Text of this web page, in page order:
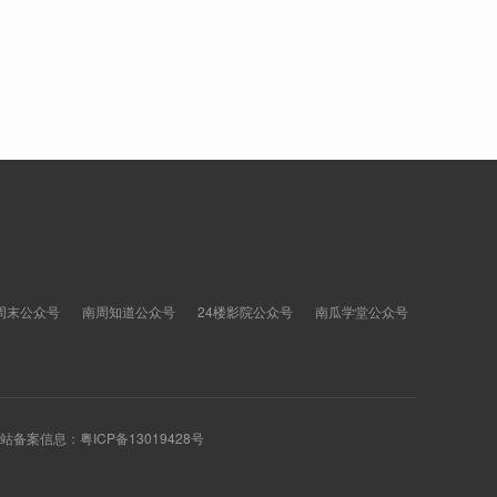
末公众号 南周知道公众号 24楼影院公众号 南瓜学堂公众号
备案信息： 粤ICP备13019428号